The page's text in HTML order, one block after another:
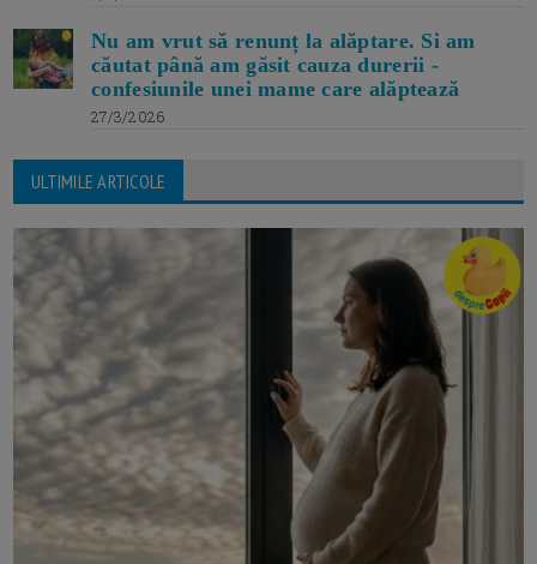
Nu am vrut să renunț la alăptare. Si am
căutat până am găsit cauza durerii -
confesiunile unei mame care alăptează
27/3/2026
ULTIMILE ARTICOLE